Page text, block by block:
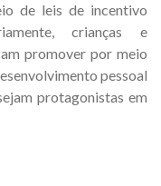
de leis de incentivo
crianças e
promover por meio
pessoal
protagonistas em